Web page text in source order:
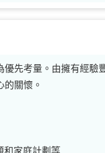
先考量。由擁有經驗
關懷。
和家庭計劃等